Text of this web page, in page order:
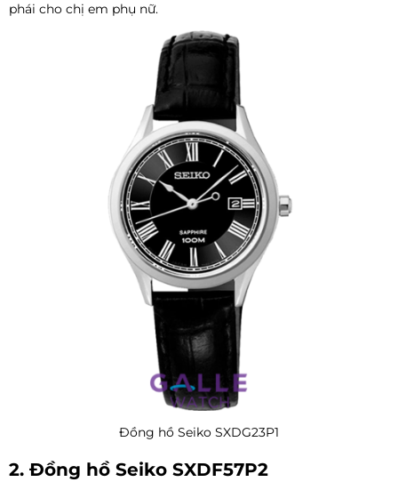
phái cho chị em phụ nữ.
Đồng hồ Seiko SXDG23P1
2. Đồng hồ Seiko SXDF57P2